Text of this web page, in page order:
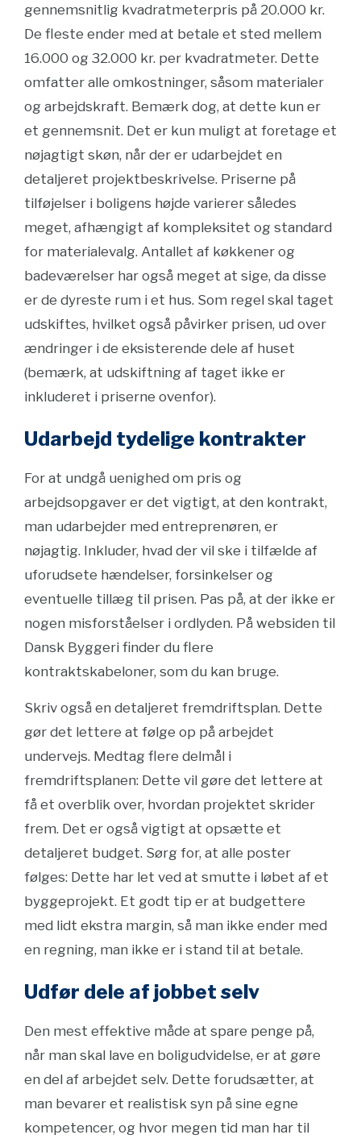
gennemsnitlig kvadratmeterpris på 20.000 kr.
De fleste ender med at betale et sted mellem
16.000 og 32.000 kr. per kvadratmeter. Dette
omfatter alle omkostninger, såsom materialer
og arbejdskraft. Bemærk dog, at dette kun er
et gennemsnit. Det er kun muligt at foretage et
nøjagtigt skøn, når der er udarbejdet en
detaljeret projektbeskrivelse. Priserne på
tilføjelser i boligens højde varierer således
meget, afhængigt af kompleksitet og standard
for materialevalg. Antallet af køkkener og
badeværelser har også meget at sige, da disse
er de dyreste rum i et hus. Som regel skal taget
udskiftes, hvilket også påvirker prisen, ud over
ændringer i de eksisterende dele af huset
(bemærk, at udskiftning af taget ikke er
inkluderet i priserne ovenfor).
Udarbejd tydelige kontrakter
For at undgå uenighed om pris og
arbejdsopgaver er det vigtigt, at den kontrakt,
man udarbejder med entreprenøren, er
nøjagtig. Inkluder, hvad der vil ske i tilfælde af
uforudsete hændelser, forsinkelser og
eventuelle tillæg til prisen. Pas på, at der ikke er
nogen misforståelser i ordlyden. På websiden til
Dansk Byggeri finder du flere
kontraktskabeloner, som du kan bruge.
Skriv også en detaljeret fremdriftsplan. Dette
gør det lettere at følge op på arbejdet
undervejs. Medtag flere delmål i
fremdriftsplanen: Dette vil gøre det lettere at
få et overblik over, hvordan projektet skrider
frem. Det er også vigtigt at opsætte et
detaljeret budget. Sørg for, at alle poster
følges: Dette har let ved at smutte i løbet af et
byggeprojekt. Et godt tip er at budgettere
med lidt ekstra margin, så man ikke ender med
en regning, man ikke er i stand til at betale.
Udfør dele af jobbet selv
Den mest effektive måde at spare penge på,
når man skal lave en boligudvidelse, er at gøre
en del af arbejdet selv. Dette forudsætter, at
man bevarer et realistisk syn på sine egne
kompetencer, og hvor megen tid man har til